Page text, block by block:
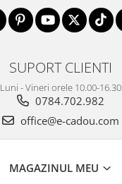
SUPORT CLIENTI
Luni - Vineri orele 10.00-16.30
0784.702.982
office@e-cadou.com
MAGAZINUL MEU